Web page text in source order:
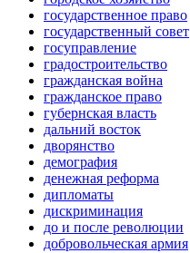
государственное право
государственный совет
госуправление
градостроительство
гражданская война
гражданское право
губернская власть
дальний восток
дворянство
демография
денежная реформа
дипломаты
дискриминация
до и после революции
добровольческая армия